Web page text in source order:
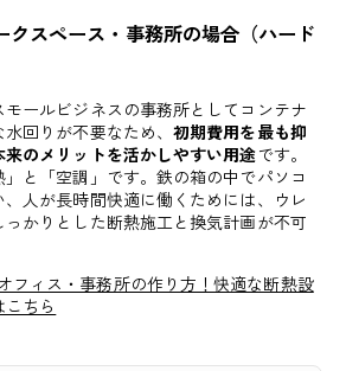
クスペース・事務所の場合（ハード
ールビジネスの事務所としてコンテナ
回りが不要なため、 初期費用を最も抑
のメリットを活かしやすい用途です。
と「空調」です。鉄の箱の中でパソコ
人が長時間快適に働くためには、ウレ
かりとした断熱施工と換気計画が不可
フィス・事務所の作り方！快適な断熱設
ちら